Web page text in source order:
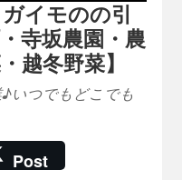
イモのの引
寺坂農園・農
越冬野菜】
いつでもどこでも
Post